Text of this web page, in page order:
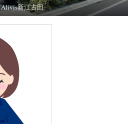
Alivis新江古田